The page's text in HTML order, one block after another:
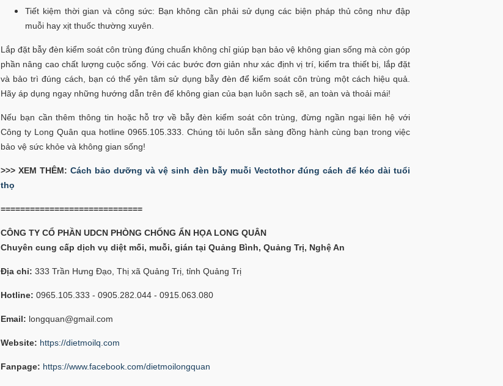
Tiết kiệm thời gian và công sức: Bạn không cần phải sử dụng các biện pháp thủ công như đập
muỗi hay xịt thuốc thường xuyên.
Lắp đặt bẫy đèn kiểm soát côn trùng đúng chuẩn không chỉ giúp bạn bảo vệ không gian sống mà còn góp
phần nâng cao chất lượng cuộc sống. Với các bước đơn giản như xác định vị trí, kiểm tra thiết bị, lắp đặt
và bảo trì đúng cách, bạn có thể yên tâm sử dụng bẫy đèn để kiểm soát côn trùng một cách hiệu quả.
Hãy áp dụng ngay những hướng dẫn trên để không gian của bạn luôn sạch sẽ, an toàn và thoải mái!
Nếu bạn cần thêm thông tin hoặc hỗ trợ về bẫy đèn kiểm soát côn trùng, đừng ngần ngại liên hệ với
Công ty Long Quân qua hotline 0965.105.333. Chúng tôi luôn sẵn sàng đồng hành cùng bạn trong việc
bảo vệ sức khỏe và không gian sống!
>>> XEM THÊM: Cách bảo dưỡng và vệ sinh đèn bẫy muỗi Vectothor đúng cách để kéo dài tuổi
thọ
=============================
CÔNG TY CỔ PHẦN UDCN PHÒNG CHỐNG ẨN HỌA LONG QUÂN
Chuyên cung cấp dịch vụ diệt mối, muỗi, gián tại Quảng Bình, Quảng Trị, Nghệ An
Địa chỉ: 333 Trần Hưng Đạo, Thị xã Quảng Trị, tỉnh Quảng Trị
Hotline: 0965.105.333 - 0905.282.044 - 0915.063.080
Email: longquan@gmail.com
Website: https://dietmoilq.com
Fanpage: https://www.facebook.com/dietmoilongquan